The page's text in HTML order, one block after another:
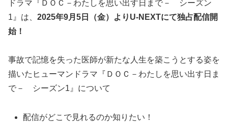
ドラマ『ＤＯＣ－わたしを思い出す日まで－ シーズン
1』は、 2025年9月5日（金）よりU-NEXTにて独占配信開
始！
事故で記憶を失った医師が新たな人生を築こうとする姿を
描いたヒューマンドラマ『ＤＯＣ－わたしを思い出す日ま
で－ シーズン1』について
配信がどこで見れるのか知りたい！